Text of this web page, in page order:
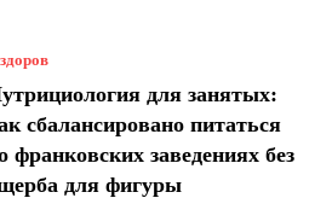
для занятых:
сбалансировано питаться
франковских заведениях без
для фигуры